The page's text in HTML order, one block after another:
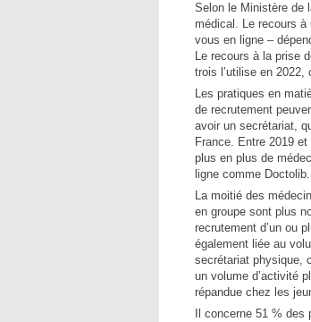
Selon le Ministère de
médical. Le recours
vous en ligne –
Le recours à la prise
trois l’utilise en 2022,
Les pratiques en
de recrutement
avoir un secrétariat,
France. Entre 2019
plus en plus de
ligne comme Doctolib.
La moitié des
en groupe sont plus
recrutement d’un ou
également liée au
secrétariat physique,
un volume d’activité
répandue chez les
Il concerne 51 %